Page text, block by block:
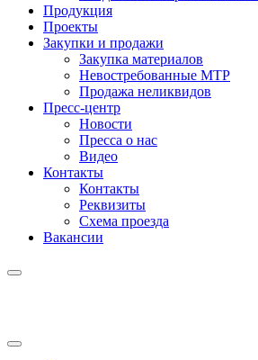
Продукция
Проекты
Закупки и продажи
Закупка материалов
Невостребованные МТР
Продажа неликвидов
Пресс-центр
Новости
Пресса о нас
Видео
Контакты
Контакты
Реквизиты
Схема проезда
Вакансии